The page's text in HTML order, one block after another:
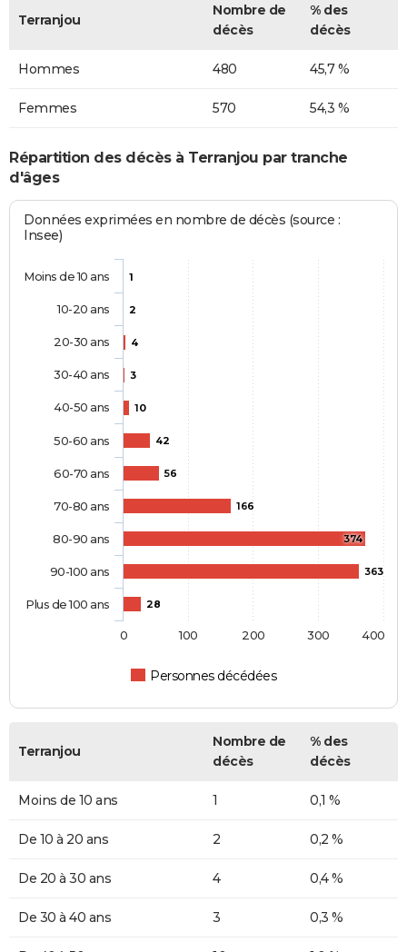
Terranjou
Nombre de
décès
% des
décès
Hommes 480 45,7 %
Femmes 570 54,3 %
Répartition des décès à Terranjou par tranche
d'âges
Données exprimées en nombre de décès (source :
Insee)
1
2
4
3
10
42
56
166
374
363
28
Personnes décédées
Moins de 10 ans
10-20 ans
20-30 ans
30-40 ans
40-50 ans
50-60 ans
60-70 ans
70-80 ans
80-90 ans
90-100 ans
Plus de 100 ans
0 100 200 300 400
Terranjou
Nombre de
décès
% des
décès
Moins de 10 ans 1 0,1 %
De 10 à 20 ans 2 0,2 %
De 20 à 30 ans 4 0,4 %
De 30 à 40 ans 3 0,3 %